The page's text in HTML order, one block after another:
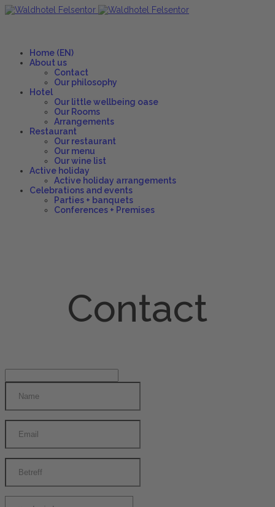
Home (EN)
About us
Contact
Our philosophy
Hotel
Our little wellbeing oase
Our Rooms
Arrangements
Restaurant
Our restaurant
Our menu
Our wine list
Active holiday
Active holiday arrangements
Celebrations and events
Parties + banquets
Conferences + Premises
Contact